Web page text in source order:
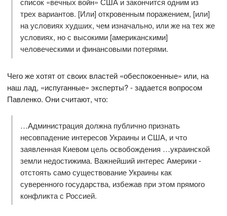
трех вариантов. [Или] откровенным поражением, [или]
на условиях худших, чем изначально, или же на тех же
условиях, но с высокими [американскими]
человеческими и финансовыми потерями.
Чего же хотят от своих властей «обеспокоенные» или, на
наш лад, «испуганные» эксперты? - задается вопросом
Павленко. Они считают, что:
…Администрация должна публично признать
несовпадение интересов Украины и США, и что
заявленная Киевом цель освобождения …украинской
земли недостижима. Важнейший интерес Америки -
отстоять само существование Украины как
суверенного государства, избежав при этом прямого
конфликта с Россией.